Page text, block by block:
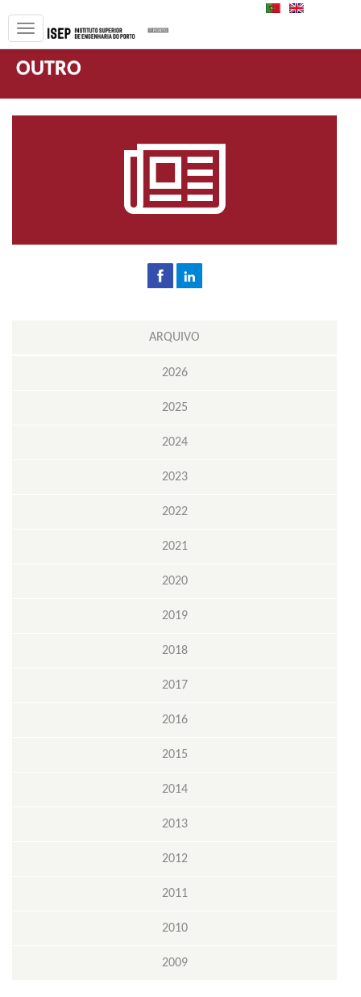
PT
OUTRO
ARQUIVO
2026
2025
2024
2023
2022
2021
2020
2019
2018
2017
2016
2015
2014
2013
2012
2011
2010
2009